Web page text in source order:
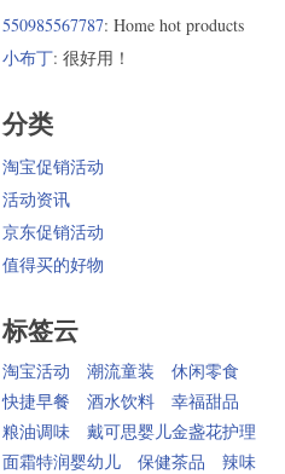
550985567787: Home hot products
小布丁: 很好用！
分类
淘宝促销活动
活动资讯
京东促销活动
值得买的好物
标签云
淘宝活动 潮流童装
休闲零食
快捷早餐
酒水饮料
幸福甜品
粮油调味
戴可思婴儿金盏花护理
面霜特润婴幼儿
保健茶品
辣味